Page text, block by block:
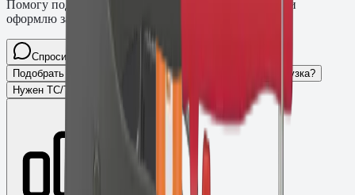
Помогу подобрать товар, расскажу характеристики и
оформлю заявку.
Спросите про крепёж Fasty…
Подобрать размер
Для какого основания?
Какая нагрузка?
Нужен ТС/ТО